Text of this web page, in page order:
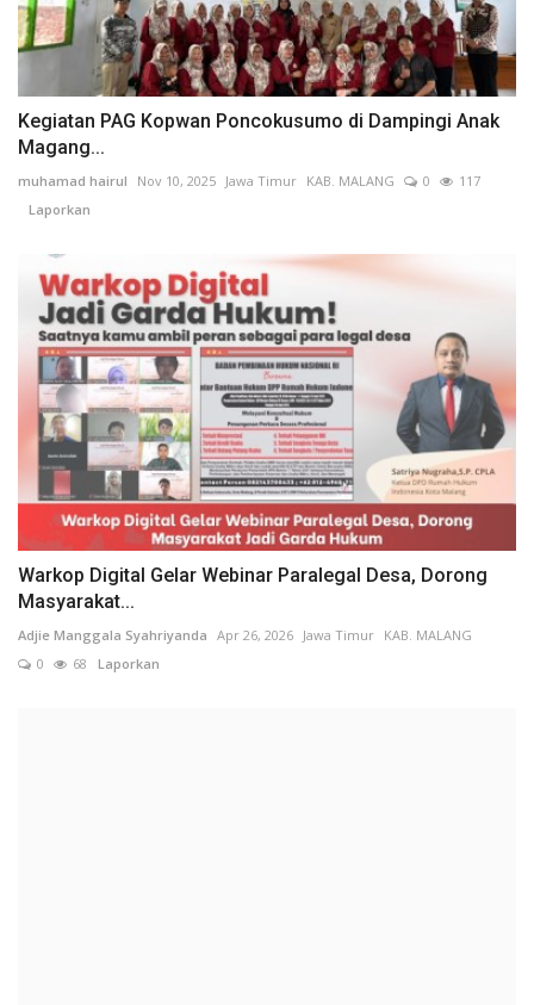
Kegiatan PAG Kopwan Poncokusumo di Dampingi Anak
Magang...
muhamad hairul Nov 10, 2025 Jawa Timur KAB. MALANG 0
117
Laporkan
Warkop Digital Gelar Webinar Paralegal Desa, Dorong
Masyarakat...
Adjie Manggala Syahriyanda Apr 26, 2026 Jawa Timur KAB. MALANG
0
68 Laporkan